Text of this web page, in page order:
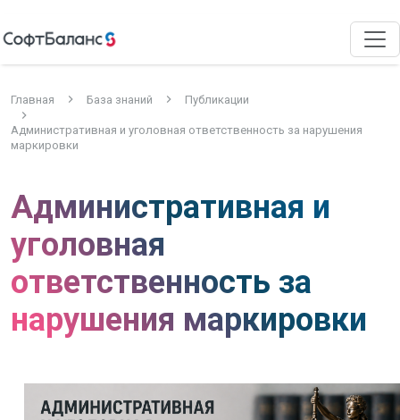
Главная База знаний Публикации
Административная и уголовная ответственность за нарушения
маркировки
Административная и
уголовная
ответственность за
нарушения маркировки